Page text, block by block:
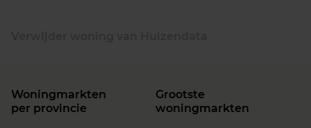
Woningmarkten
per provincie
Grootste
woningmarkten